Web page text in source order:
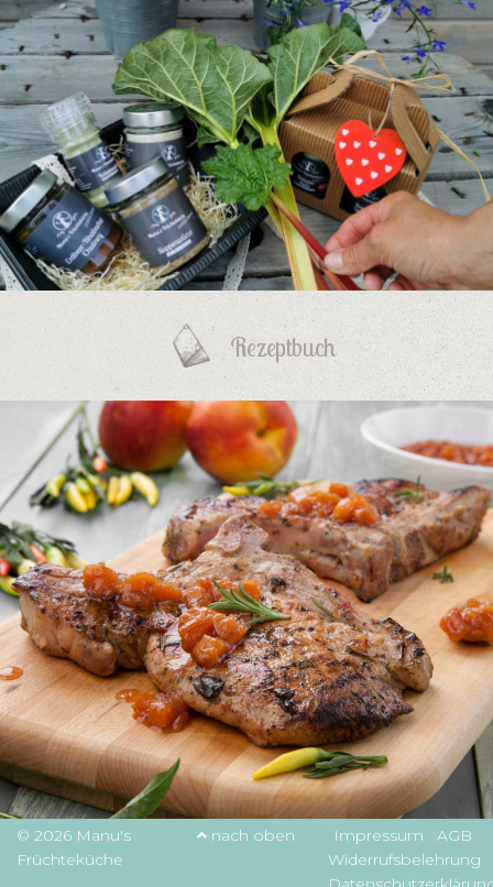
Rezeptbuch
© 2026 Manu's
Früchteküche
nach oben Impressum
AGB
Widerrufsbelehrung